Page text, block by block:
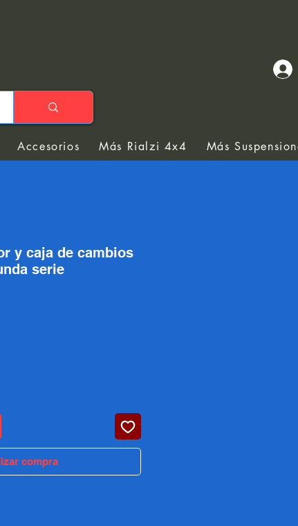
Accesorios Más Rialzi 4x4 Más
y caja de cambios
serie
compra